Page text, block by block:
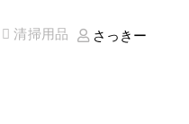
清掃用品 さっきー